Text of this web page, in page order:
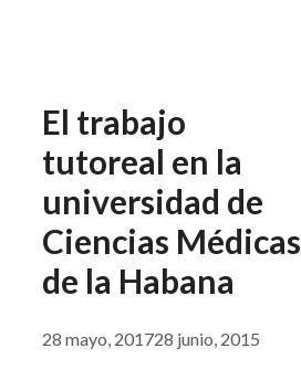
El trabajo
tutoreal en la
universidad de
Ciencias Médicas
de la Habana
28 mayo, 201728 junio, 2015